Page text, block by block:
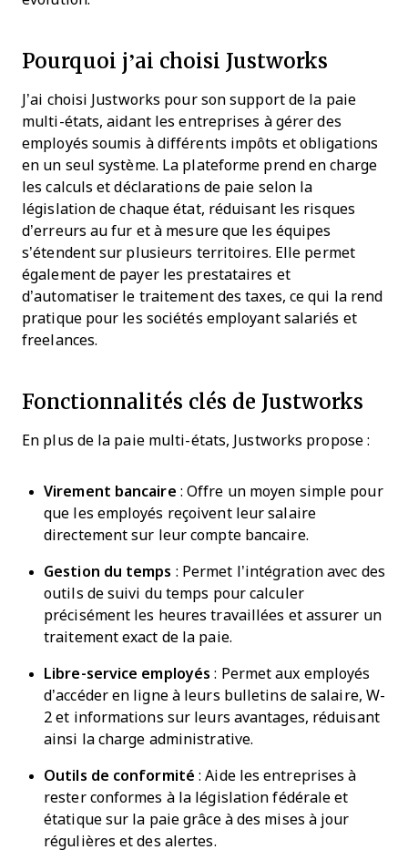
Pourquoi j’ai choisi Justworks
J’ai choisi Justworks pour son support de la paie
multi-états, aidant les entreprises à gérer des
employés soumis à différents impôts et obligations
en un seul système. La plateforme prend en charge
les calculs et déclarations de paie selon la
législation de chaque état, réduisant les risques
d’erreurs au fur et à mesure que les équipes
s’étendent sur plusieurs territoires. Elle permet
également de payer les prestataires et
d’automatiser le traitement des taxes, ce qui la rend
pratique pour les sociétés employant salariés et
freelances.
Fonctionnalités clés de Justworks
En plus de la paie multi-états, Justworks propose :
Virement bancaire : Offre un moyen simple pour
que les employés reçoivent leur salaire
directement sur leur compte bancaire.
Gestion du temps : Permet l’intégration avec des
outils de suivi du temps pour calculer
précisément les heures travaillées et assurer un
traitement exact de la paie.
Libre-service employés : Permet aux employés
d’accéder en ligne à leurs bulletins de salaire, W-
2 et informations sur leurs avantages, réduisant
ainsi la charge administrative.
Outils de conformité : Aide les entreprises à
rester conformes à la législation fédérale et
étatique sur la paie grâce à des mises à jour
régulières et des alertes.